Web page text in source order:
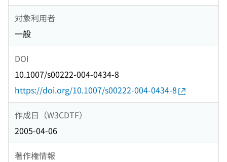
対象利用者
一般
DOI
10.1007/s00222-004-0434-8
https://doi.org/10.1007/s00222-004-0434-8
作成日（W3CDTF）
2005-04-06
著作権情報